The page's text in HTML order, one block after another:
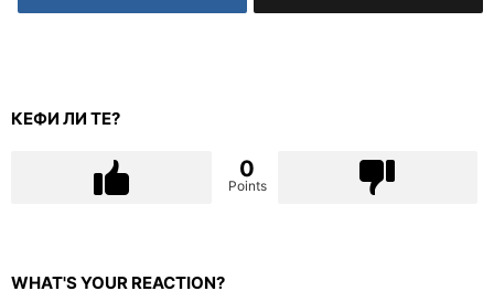
КЕФИ ЛИ ТЕ?
0
Points
WHAT'S YOUR REACTION?